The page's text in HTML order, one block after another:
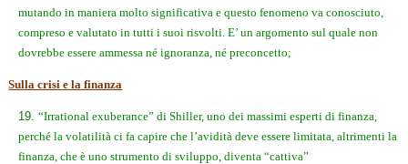
mutando in maniera molto significativa e questo fenomeno va conosciuto,
compreso e valutato in tutti i suoi risvolti. E’ un argomento sul quale non
dovrebbe essere ammessa né ignoranza, né preconcetto;
Sulla crisi e la finanza
“Irrational exuberance” di Shiller, uno dei massimi esperti di finanza,
perché la volatilità ci fa capire che l’avidità deve essere limitata, altrimenti la
finanza, che è uno strumento di sviluppo, diventa “cattiva”